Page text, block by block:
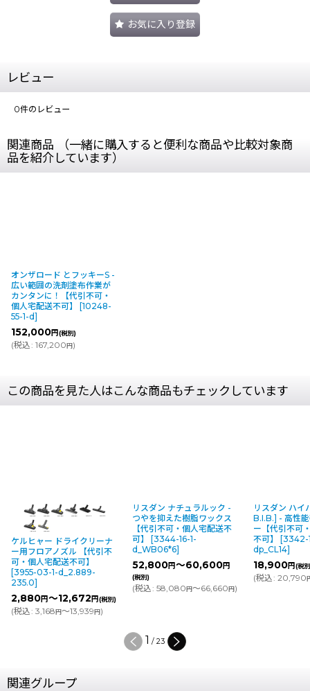
お気に入り登録
レビュー
0件のレビュー
関連商品 （一緒に購入すると便利な商品や比較対象商
品を紹介しています）
オンザロード とフッキーS -
広い範囲の洗剤塗布作業が
カンタンに！【代引不可・
個人宅配送不可】
[10248-
55-1-d]
152,000円(税別)
(税込: 167,200円)
この商品を見た人はこんな商品もチェックしています
ケルヒャー ドライクリーナ
ー用フロアノズル 【代引不
可・個人宅配送不可】
[3955-03-1-d_2.889-
235.0]
2,880円～12,672 円(税別)
(税込: 3,168円～13,939円)
リスダン ナチュラルック -
つやを抑えた樹脂ワックス
【代引不可・個人宅配送不
可】
[3344-16-1-
d_WB06*6]
52,800円～60,600円
(税別)
(税込: 58,080円～66,660円)
リスダン ハイ
B.I.B.] - 高性
ー【代引不可
不可】
[3342-
dp_CL14]
18,900円(税
(税込: 20,790
1 / 23
関連グループ